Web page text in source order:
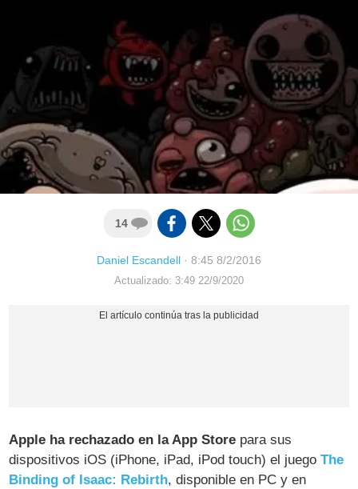
14
Daniel Escandell · 8:45 8/2/2016
Actualizado: 3:49 22/9/2020
Apple ha rechazado en la App Store para sus
dispositivos iOS (iPhone, iPad, iPod touch) el juegoThe
Binding of Isaac: Rebirth, disponible en PC y en